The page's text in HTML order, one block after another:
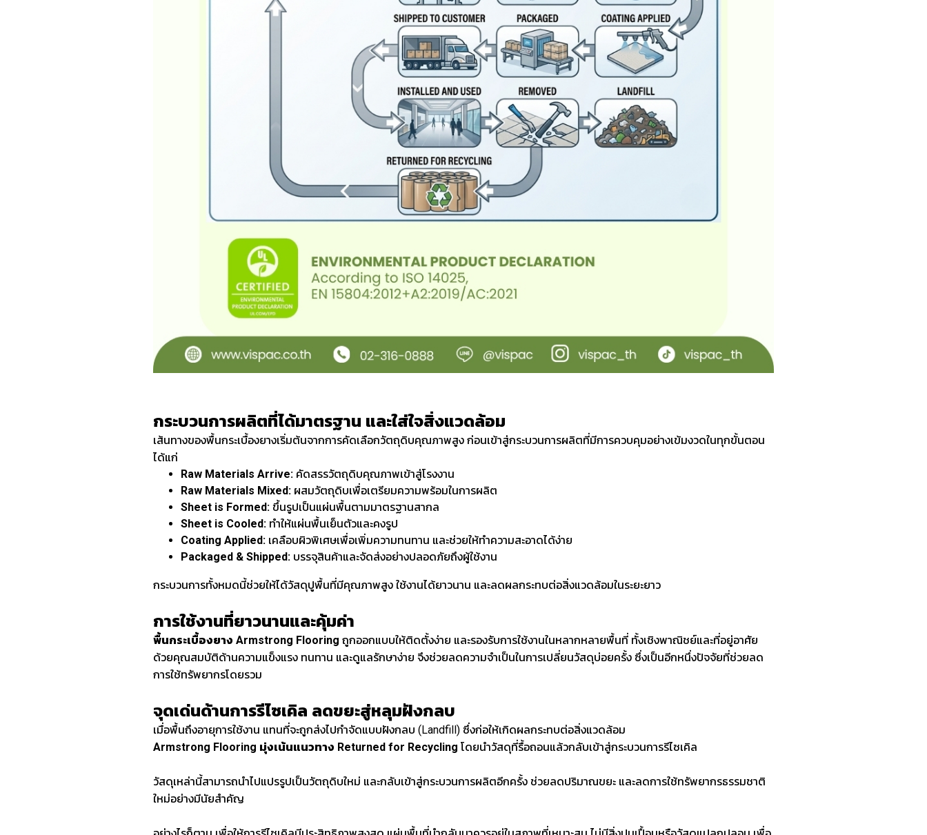
กระบวนการผลิตที่ได้มาตรฐาน และใส่ใจสิ่งแวดล้อม
เส้นทางของพื้นกระเบื้องยางเริ่มต้นจากการคัดเลือกวัตถุดิบคุณภาพสูง ก่อนเข้าสู่กระบวนการผลิตที่มีการควบคุมอย่างเข้มงวดในทุกขั้นตอน
ได้แก่
Raw Materials Arrive: คัดสรรวัตถุดิบคุณภาพเข้าสู่โรงงาน
Raw Materials Mixed: ผสมวัตถุดิบเพื่อเตรียมความพร้อมในการผลิต
Sheet is Formed: ขึ้นรูปเป็นแผ่นพื้นตามมาตรฐานสากล
Sheet is Cooled: ทำให้แผ่นพื้นเย็นตัวและคงรูป
Coating Applied: เคลือบผิวพิเศษเพื่อเพิ่มความทนทาน และช่วยให้ทำความสะอาดได้ง่าย
Packaged & Shipped: บรรจุสินค้าและจัดส่งอย่างปลอดภัยถึงผู้ใช้งาน
กระบวนการทั้งหมดนี้ช่วยให้ได้วัสดุปูพื้นที่มีคุณภาพสูง ใช้งานได้ยาวนาน และลดผลกระทบต่อสิ่งแวดล้อมในระยะยาว
การใช้งานที่ยาวนานและคุ้มค่า
พื้นกระเบื้องยาง Armstrong Flooring ถูกออกแบบให้ติดตั้งง่าย และรองรับการใช้งานในหลากหลายพื้นที่ ทั้งเชิงพาณิชย์และที่อยู่อาศัย
ด้วยคุณสมบัติด้านความแข็งแรง ทนทาน และดูแลรักษาง่าย จึงช่วยลดความจำเป็นในการเปลี่ยนวัสดุบ่อยครั้ง ซึ่งเป็นอีกหนึ่งปัจจัยที่ช่วยลด
การใช้ทรัพยากรโดยรวม
จุดเด่นด้านการรีไซเคิล ลดขยะสู่หลุมฝังกลบ
เมื่อพื้นถึงอายุการใช้งาน แทนที่จะถูกส่งไปกำจัดแบบฝังกลบ (Landfill) ซึ่งก่อให้เกิดผลกระทบต่อสิ่งแวดล้อม
Armstrong Flooring มุ่งเน้นแนวทาง Returned for Recycling โดยนำวัสดุที่รื้อถอนแล้วกลับเข้าสู่กระบวนการรีไซเคิล
วัสดุเหล่านี้สามารถนำไปแปรรูปเป็นวัตถุดิบใหม่ และกลับเข้าสู่กระบวนการผลิตอีกครั้ง ช่วยลดปริมาณขยะ และลดการใช้ทรัพยากรธรรมชาติ
ใหม่อย่างมีนัยสำคัญ